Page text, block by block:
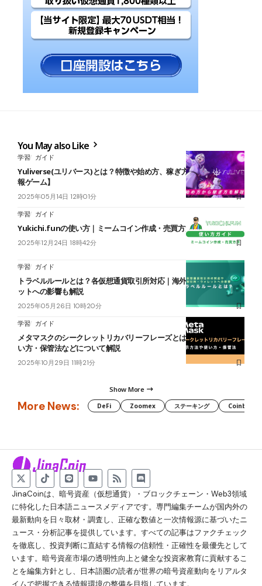
You May also Like
学習 ガイド
Yuliverse(ユリバース)とは？特徴や始め方、稼ぎ方を解説【位置情
報ゲーム】
2025年05月14日 12時01分
学習 ガイド
Yukichi.funの使い方｜ミームコイン作成・売買方法を徹底図解
2025年12月24日 18時42分
学習 ガイド
トラベルルールとは？各仮想通貨取引所対応｜海外取引所・ウォレ
ットへの影響も解説
2025年05月26日 10時20分
学習 ガイド
メタマスクのシークレットリカバリーフレーズとは？表示方法や使
い方・保管法などについて解説
2025年10月29日 11時21分
Show More
More News: DeFi Zoomex ステーキング Coinbase
JinaCoinは、暗号資産（仮想通貨）・ブロックチェーン・Web3領域
に特化した日本語ニュースメディアです。専門編集チームが国内外の
最新動向を日々取材・調査し、正確な数値と一次情報源に基づいたニ
ュース・分析記事を提供しています。すべての記事はファクチェック
を徹底し、投資判断に直結する情報の信頼性・正確性を最優先として
います。暗号資産市場の透明性向上と健全な投資家教育に貢献するこ
とを編集方針とし、日本語圏の読者が世界の暗号資産動向をリアルタ
イムで把握できる情報環境の整備を目指しています。